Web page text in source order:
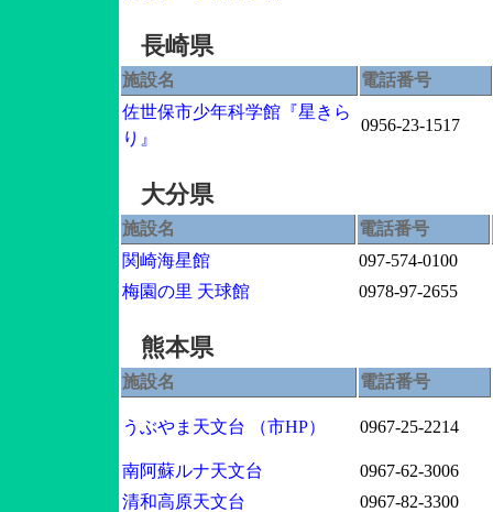
長崎県
施設名
電話番号
佐世保市少年科学館『星きら
り』
0956-23-1517
大分県
施設名
電話番号
関崎海星館
097-574-0100
梅園の里 天球館
0978-97-2655
熊本県
施設名 電話番号
うぶやま天文台 （市HP） 0967-25-2214
南阿蘇ルナ天文台
0967-62-3006
清和高原天文台
0967-82-3300